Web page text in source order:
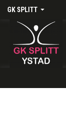
GK SPLITT